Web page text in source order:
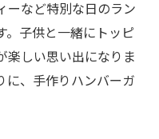
ーなど特別な日のラン
。子供と一緒にトッピ
楽しい思い出になりま
に、手作りハンバーガ